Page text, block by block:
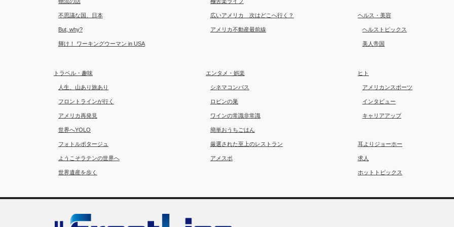
不思議な国、日本
But, why?
輝け！ ワーキングウーマン in USA
広いアメリカ 次はどこへ行く？
アメリカ不動産最前線
ヘルス・美容
ヘルストピックス
美人帝国
トラベル・趣味
人生、山あり旅あり
フロントラインが行く
アメリカ再発見
世界へYOLO
フォトルポタージュ
ようこそラテンの世界へ
世界遺産を歩く
エンタメ・娯楽
シネマコンパス
ロビンの巣
ワインの常識非常識
簡単おうちごはん
厳選された至上のレストラン
アメスポ
ヒト
アメリカンスポーツ
インタビュー
キャリアアップ
耳よりジョーホー
求人
ホットトピックス